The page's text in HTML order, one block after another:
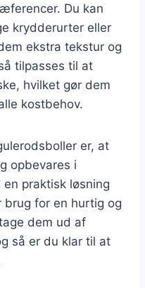
Du kan
krydderurter eller
ekstra tekstur og
tilpasses til at
hvilket gør dem
kostbehov.
er, at
opbevares i
praktisk løsning
for en hurtig og
dem ud af
så er du klar til at